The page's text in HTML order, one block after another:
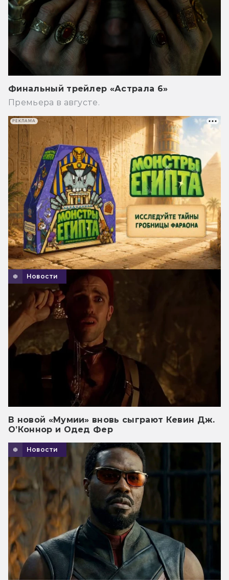
Финальный трейлер «Астрала 6»
Премьера в августе.
Новости
В новой «Мумии» вновь сыграют Кевин Дж.
О’Коннор и Одед Фер
Новости
РЕКЛАМА